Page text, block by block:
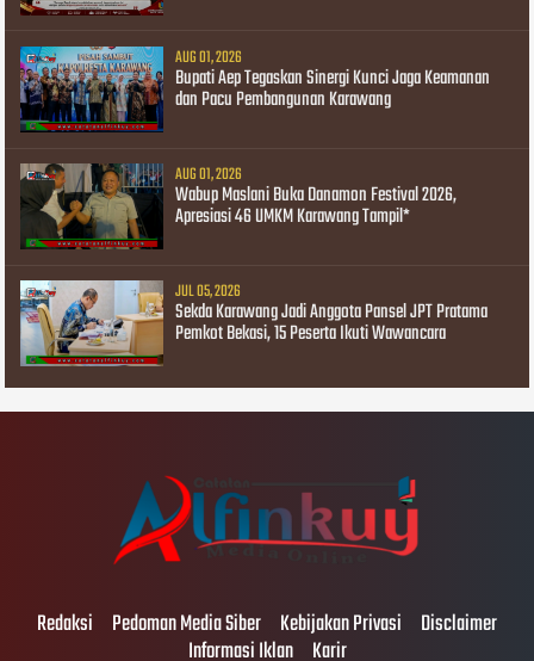
AUG 01, 2026
Bupati Aep Tegaskan Sinergi Kunci Jaga Keamanan
dan Pacu Pembangunan Karawang
AUG 01, 2026
Wabup Maslani Buka Danamon Festival 2026,
Apresiasi 46 UMKM Karawang Tampil*
JUL 05, 2026
Sekda Karawang Jadi Anggota Pansel JPT Pratama
Pemkot Bekasi, 15 Peserta Ikuti Wawancara
Redaksi Pedoman Media Siber Kebijakan Privasi Disclaimer
Informasi Iklan Karir